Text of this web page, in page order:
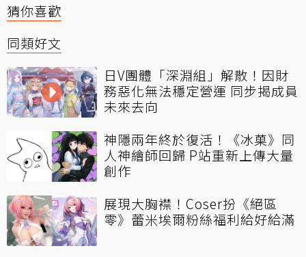
猜你喜歡
同類好文
日V團體「深淵組」解散！因財
務惡化無法穩定營運 同步揭成員
未來去向
神隱兩年終於復活！《冰菓》同
人神繪師回歸 P站重新上傳大量
創作
展現大胸襟！Coser扮《絕區
零》蕾米埃爾粉絲福利給好給滿